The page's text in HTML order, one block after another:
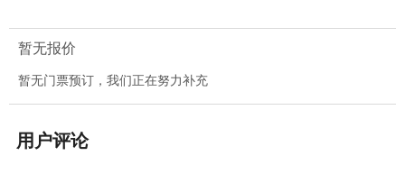
暂无报价
暂无门票预订，我们正在努力补充
用户评论